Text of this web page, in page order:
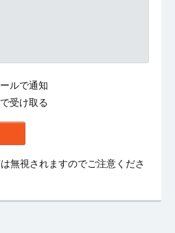
ルで通知
受け取る
無視されますのでご注意くださ